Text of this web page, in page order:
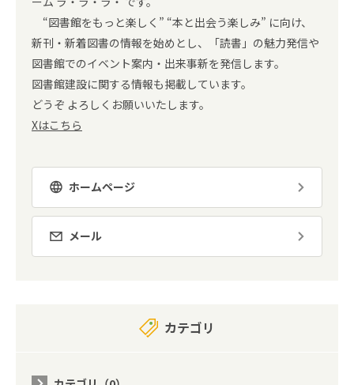
“図書館をもっと楽しく” “本と出会う楽しみ” に向け、
新刊・新着図書の情報を始めとし、「読書」の魅力発信や
図書館でのイベント案内・出来事新を発信します。
図書館建設に関する情報も掲載しています。
どうぞ よろしくお願いいたします。
Xはこちら
ホームページ
メール
カテゴリ